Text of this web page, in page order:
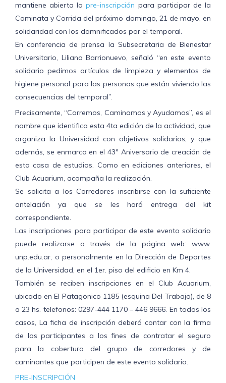
mantiene abierta lapre-inscripción para participar de la
Caminata y Corrida del próximo domingo, 21 de mayo, en
solidaridad con los damnificados por el temporal.
En conferencia de prensa la Subsecretaria de Bienestar
Universitario, Liliana Barrionuevo, señaló “en este evento
solidario pedimos artículos de limpieza y elementos de
higiene personal para las personas que están viviendo las
consecuencias del temporal”.
Precisamente, “Corremos, Caminamos y Ayudamos”, es el
nombre que identifica esta 4ta edición de la actividad, que
organiza la Universidad con objetivos solidarios, y que
además, se enmarca en el 43º Aniversario de creación de
esta casa de estudios. Como en ediciones anteriores, el
Club Acuarium, acompaña la realización.
Se solicita a los Corredores inscribirse con la suficiente
antelación ya que se les hará entrega del kit
correspondiente.
Las inscripciones para participar de este evento solidario
puede realizarse a través de la página web: www.
unp.edu.ar, o personalmente en la Dirección de Deportes
de la Universidad, en el 1er. piso del edificio en Km 4.
También se reciben inscripciones en el Club Acuarium,
ubicado en El Patagonico 1185 (esquina Del Trabajo), de 8
a 23 hs. telefonos: 0297-444 1170 – 446 9666. En todos los
casos, La ficha de inscripción deberá contar con la firma
de los participantes a los fines de contratar el seguro
para la cobertura del grupo de corredores y de
caminantes que participen de este evento solidario.
PRE-INSCRIPCIÓN